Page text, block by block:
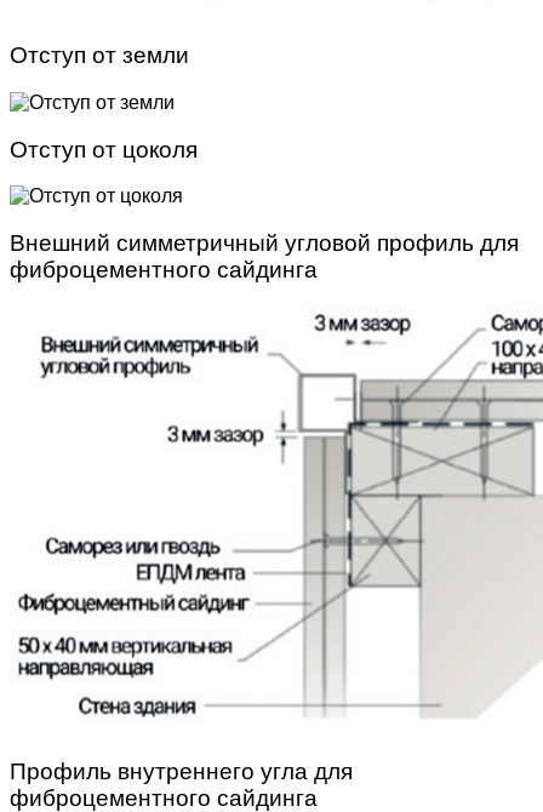
Отступ от земли
Отступ от цоколя
Внешний симметричный угловой профиль для
фиброцементного сайдинга
Профиль внутреннего угла для
фиброцементного сайдинга